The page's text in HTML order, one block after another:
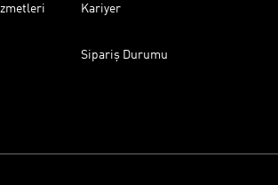
Kariyer
Sipariş Durumu